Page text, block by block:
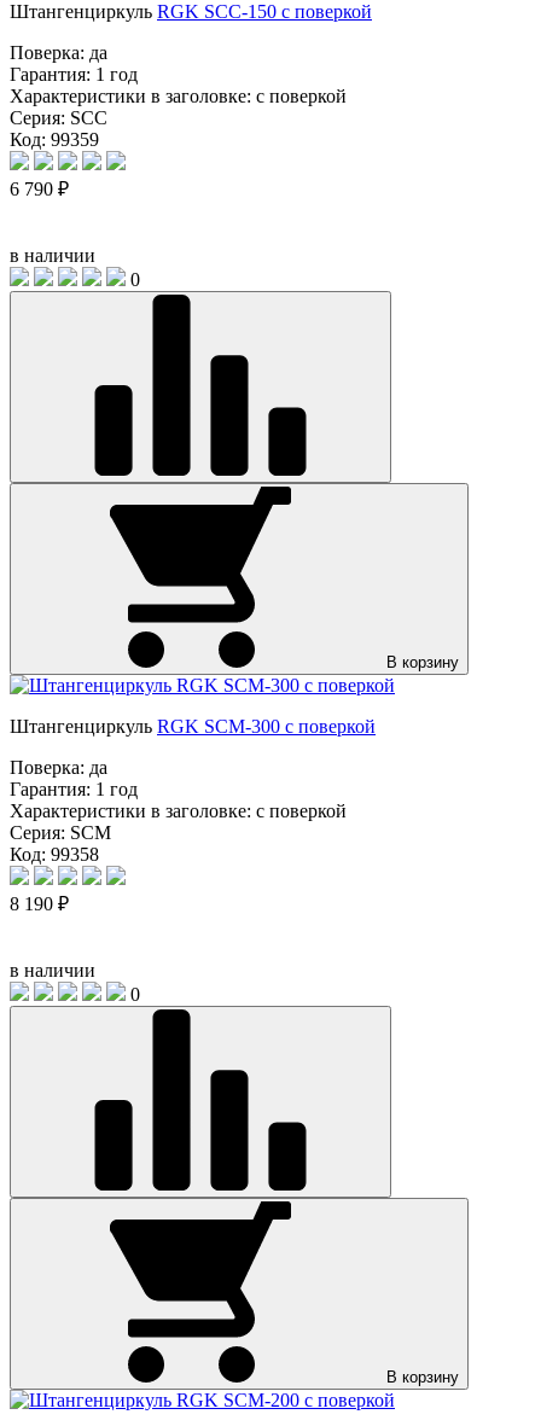
Штангенциркуль RGK SCC-150 с поверкой
Поверка: да
Гарантия: 1 год
Характеристики в заголовке: с поверкой
Серия: SCC
Код: 99359
6 790 ₽
в наличии
0
В корзину
Штангенциркуль RGK SCM-300 с поверкой
Поверка: да
Гарантия: 1 год
Характеристики в заголовке: с поверкой
Серия: SCM
Код: 99358
8 190 ₽
в наличии
0
В корзину